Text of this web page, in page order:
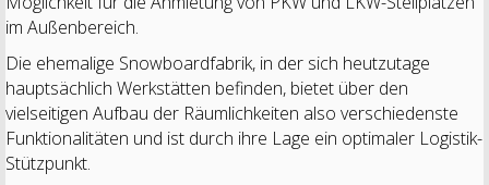
im Außenbereich.
Die ehemalige Snowboardfabrik, in der sich heutzutage
hauptsächlich Werkstätten befinden, bietet über den
vielseitigen Aufbau der Räumlichkeiten also verschiedenste
Funktionalitäten und ist durch ihre Lage ein optimaler Logistik-
Stützpunkt.